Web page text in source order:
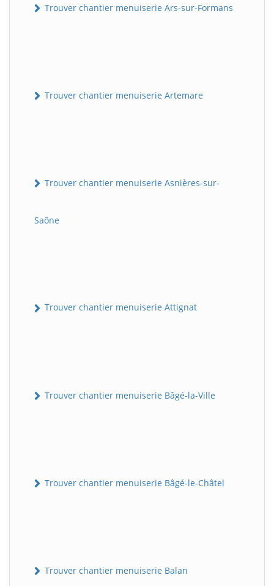
Trouver chantier menuiserie Ars-sur-Formans
Trouver chantier menuiserie Artemare
Trouver chantier menuiserie Asnières-sur-
Saône
Trouver chantier menuiserie Attignat
Trouver chantier menuiserie Bâgé-la-Ville
Trouver chantier menuiserie Bâgé-le-Châtel
Trouver chantier menuiserie Balan